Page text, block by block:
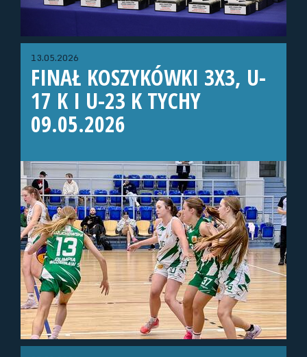
13.05.2026
FINAŁ KOSZYKÓWKI 3X3, U-
17 K I U-23 K TYCHY
09.05.2026